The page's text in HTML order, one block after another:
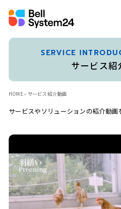
SERVICE
サービス紹
HOME サービス紹介動画
サービスやソリューションの紹介動画